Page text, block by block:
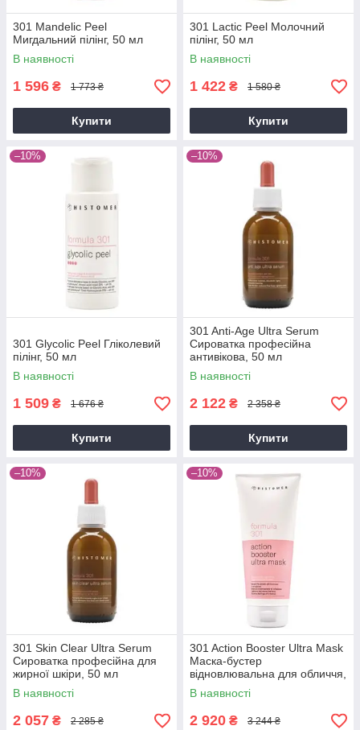
301 Mandelic Peel
Мигдальний пілінг, 50 мл
В наявності
1 596 ₴ 1 773 ₴
Купити
301 Lactic Peel Молочний
пілінг, 50 мл
В наявності
1 422 ₴ 1 580 ₴
Купити
–10%
301 Glycolic Peel Гліколевий
пілінг, 50 мл
В наявності
1 509 ₴ 1 676 ₴
Купити
–10%
301 Anti-Age Ultra Serum
Сироватка професійна
антивікова, 50 мл
В наявності
2 122 ₴ 2 358 ₴
Купити
–10%
301 Skin Clear Ultra Serum
Сироватка професійна для
жирної шкіри, 50 мл
В наявності
2 057 ₴ 2 285 ₴
–10%
301 Action Booster Ultra Mask
Маска-бустер
відновлювальна для обличчя,
200 мл
В наявності
2 920 ₴ 3 244 ₴